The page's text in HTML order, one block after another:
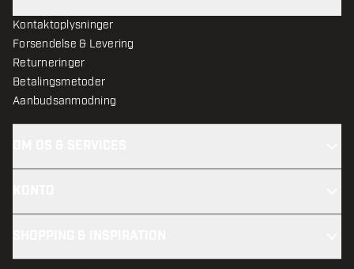
Kontaktoplysninger
Forsendelse & Levering
Returneringer
Betalingsmetoder
Aanbudsanmodning